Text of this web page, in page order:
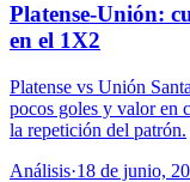
Platense-Unión:
en el 1X2
Platense vs Unión
pocos goles y valor en
la repetición del patrón.
Análisis·18 de junio,